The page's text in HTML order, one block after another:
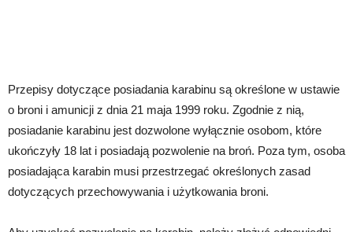
Przepisy dotyczące posiadania karabinu są określone w ustawie
o broni i amunicji z dnia 21 maja 1999 roku. Zgodnie z nią,
posiadanie karabinu jest dozwolone wyłącznie osobom, które
ukończyły 18 lat i posiadają pozwolenie na broń. Poza tym, osoba
posiadająca karabin musi przestrzegać określonych zasad
dotyczących przechowywania i użytkowania broni.